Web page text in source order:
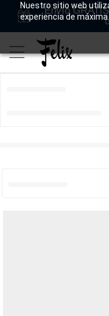
Nuestro sitio web
experiencia de
Envío